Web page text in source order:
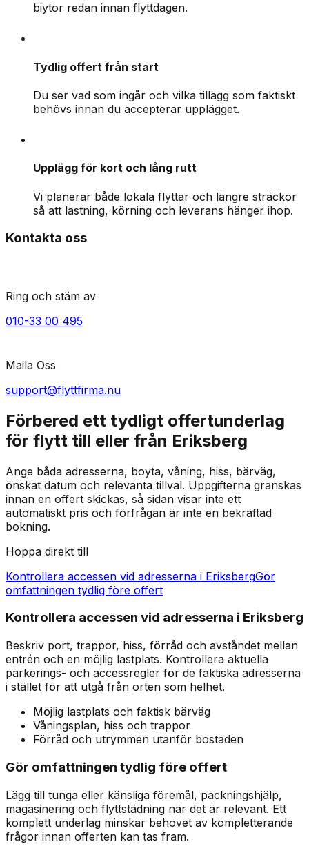
biytor redan innan flyttdagen.
Tydlig offert från start
Du ser vad som ingår och vilka tillägg som faktiskt
behövs innan du accepterar upplägget.
Upplägg för kort och lång rutt
Vi planerar både lokala flyttar och längre sträckor
så att lastning, körning och leverans hänger ihop.
Kontakta oss
Ring och stäm av
010-33 00 495
Maila Oss
support@flyttfirma.nu
Förbered ett tydligt offertunderlag
för flytt till eller från Eriksberg
Ange båda adresserna, boyta, våning, hiss, bärväg,
önskat datum och relevanta tillval. Uppgifterna granskas
innan en offert skickas, så sidan visar inte ett
automatiskt pris och förfrågan är inte en bekräftad
bokning.
Hoppa direkt till
Kontrollera accessen vid adresserna i EriksbergGör
omfattningen tydlig före offert
Kontrollera accessen vid adresserna i Eriksberg
Beskriv port, trappor, hiss, förråd och avståndet mellan
entrén och en möjlig lastplats. Kontrollera aktuella
parkerings- och accessregler för de faktiska adresserna
i stället för att utgå från orten som helhet.
Möjlig lastplats och faktisk bärväg
Våningsplan, hiss och trappor
Förråd och utrymmen utanför bostaden
Gör omfattningen tydlig före offert
Lägg till tunga eller känsliga föremål, packningshjälp,
magasinering och flyttstädning när det är relevant. Ett
komplett underlag minskar behovet av kompletterande
frågor innan offerten kan tas fram.